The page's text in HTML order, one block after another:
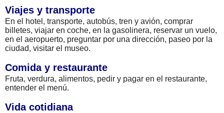
Viajes y transporte
En el hotel, transporte, autobús, tren y avión, comprar
billetes, viajar en coche, en la gasolinera, reservar un vuelo,
en el aeropuerto, preguntar por una dirección, paseo por la
ciudad, visitar el museo.
Comida y restaurante
Fruta, verdura, alimentos, pedir y pagar en el restaurante,
entender el menú.
Vida cotidiana